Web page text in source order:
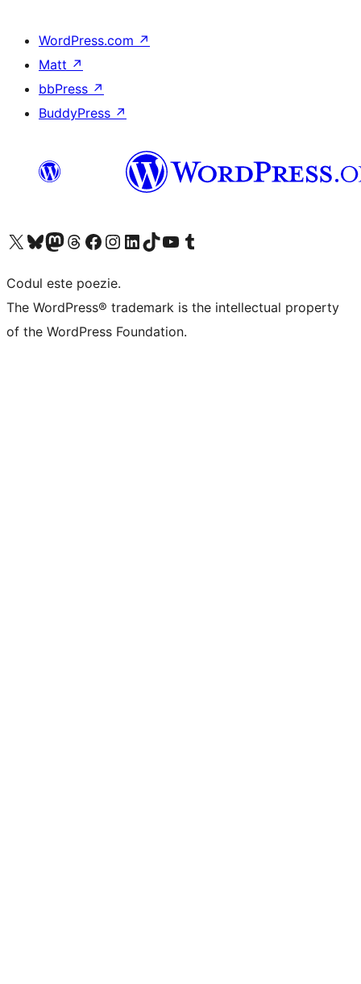
WordPress.com ↗
Matt ↗
bbPress ↗
BuddyPress ↗
Mergi la contul nostru X (fost Twitter)
Vizitează contul nostru Bluesky
Vizitează contul nostru Mastodon
Vizitează contul nostru Threads
Vizitează pagina noastră Facebook
Vizitează-ne pe Instagram
Vizitează-ne pe LinkedIn
Vizitează contul nostru TikTok
Vizitează canalul nostru YouTube
Vizitează contul nostru Tumblr
Codul este poezie.
The WordPress® trademark is the intellectual property
of the WordPress Foundation.